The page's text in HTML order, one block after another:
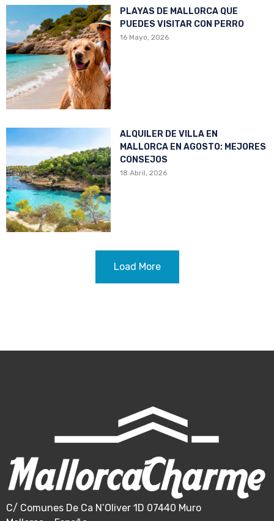
PLAYAS DE MALLORCA QUE
PUEDES VISITAR CON PERRO
16 Mayo, 2026
ALQUILER DE VILLA EN
MALLORCA EN AGOSTO: MEJORES
CONSEJOS
18 Abril, 2026
Load More
C/ Comunes De Ca N’Oliver 1D 07440 Muro